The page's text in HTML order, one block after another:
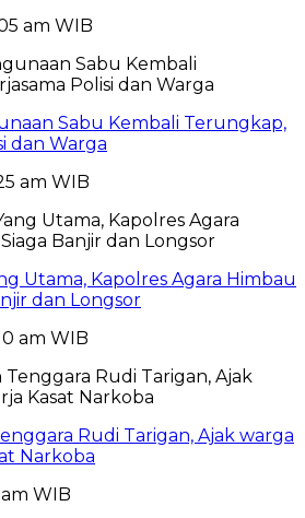
am WIB
Sabu Kembali Terungkap,
dan Warga
am WIB
Utama, Kapolres Agara Himbau
dan Longsor
am WIB
Rudi Tarigan, Ajak warga
Narkoba
am WIB